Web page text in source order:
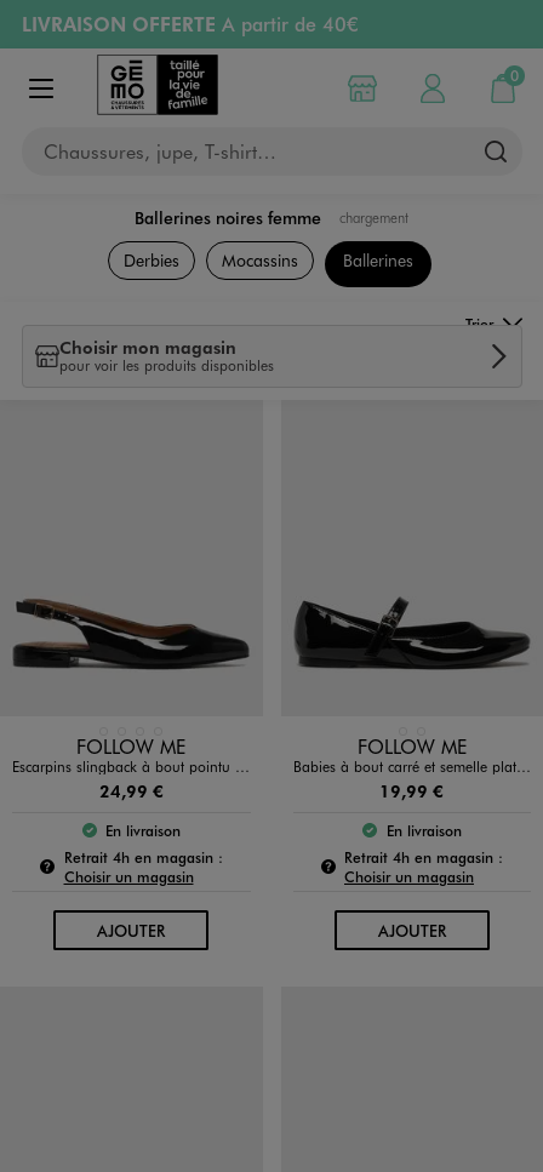
Aller au contenu principal
Aller à la navigation
LIVRAISON OFFERTE A partir de 40€
RETRAIT ET LIVRAISON OFFERTE
en magasin
PAYEZ EN 3x SANS FRAIS
Retours OFFERTS
pendant 30 jours
Afficher le menu
Chaussures, jupe, T-shirt…
Choisir mon magasin
Mon compte
0
Mon
Ballerines noires femme chargement
Chaussures
Derbies Mocassins Ballerines
Choisir mon magasin
pour voir les produits disponibles
Trier
Disponible en 4 coloris
FOLLOW ME
Escarpins slingback à bout pointu et talon plat femme - Follow Me
24,99 €
Le produit est disponible :
En livraison
Retrait 4h en magasin :Pour connaître la disponibilité de ce produit :
Choisir un magasin
AJOUTERAU PANIER
Disponible en 2 coloris
FOLLOW ME
Babies à bout carré et semelle plate femme
19,99 €
Le produit est
En livraison
Retrait 4h en magasin :
Choisir un magasin
AJOUTERAU PANIER